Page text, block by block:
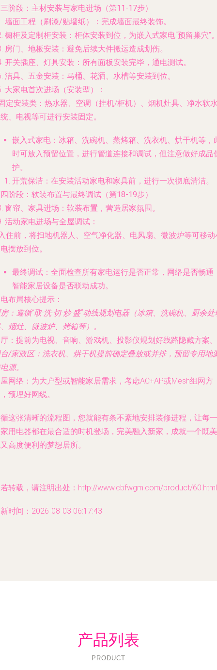
阶段：主材安装与家电进场（第11-17步）
墙面工程（刷漆/贴墙纸）
：完成墙面最终装饰。
橱柜及定制柜安装 ：柜体安装到位，为嵌入式家电“预留巢穴”
房门、地板安装 ：避免后续大件搬运造成划伤。
开关插座、灯具安装 ：所有面板安装完毕，通电测试。
洁具、五金安装 ：马桶、花洒、水槽等安装到位。
大家电首次进场（安装型）
：
定安装类 ：热水器、空调（挂机/柜机）、烟机灶具、净水软
、电视等可进行安装固定。
嵌入式家电 ：冰箱、洗碗机、蒸烤箱、洗衣机、烘干机等，
时可放入预留位置，进行管道连接和调试，但注意做好成品
护。
开荒保洁 ：在安装活动家电和家具前，进行一次彻底清洁。
阶段：软装布置与最终调试（第18-19步）
窗帘、家具进场 ：软装布置，营造居家氛围。
活动家电进场与全屋调试 ：
住前，将扫地机器人、空气净化器、电风扇、微波炉等可移动
摆放到位。
最终调试 ：全面检查所有家电运行是否正常，网络是否畅通
智能家居设备是否联动成功。
布局核心提示：
：遵循“取-洗-切-炒-盛”动线规划电器（冰箱、洗碗机、厨余处
烟灶、微波炉、烤箱等）。
：提前为电视、音响、游戏机、投影仪规划好线路隐藏方案。
/家政区：洗衣机、烘干机提前确定叠放或并排，预留专用地
源。
网络 ：为大户型或智能家居需求，考虑AC+AP或Mesh组网方
预埋好网线。
这张清晰的流程图，您就能有条不紊地安排装修进程，让每一
用电器都在最合适的时机登场，完美融入新家，成就一个既美
高度便利的梦想居所。
转载，请注明出处：http://www.cbfwgm.com/product/60.html
时间：2026-08-03 06:17:43
产品列表
PRODUCT